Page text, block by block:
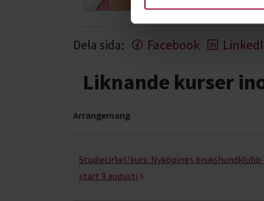
Dela sida: Facebook
Liknande kurser
Arrangemang
Studiecirkel/kurs: Nyköpings brukshundklubb
start 9 augusti